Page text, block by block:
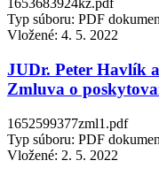
1653683924kz.pdf
Typ súboru: PDF
Vložené: 4. 5. 2022
JUDr. Peter Havlík
Zmluva o
1652599377zml1.pdf
Typ súboru: PDF
Vložené: 2. 5. 2022